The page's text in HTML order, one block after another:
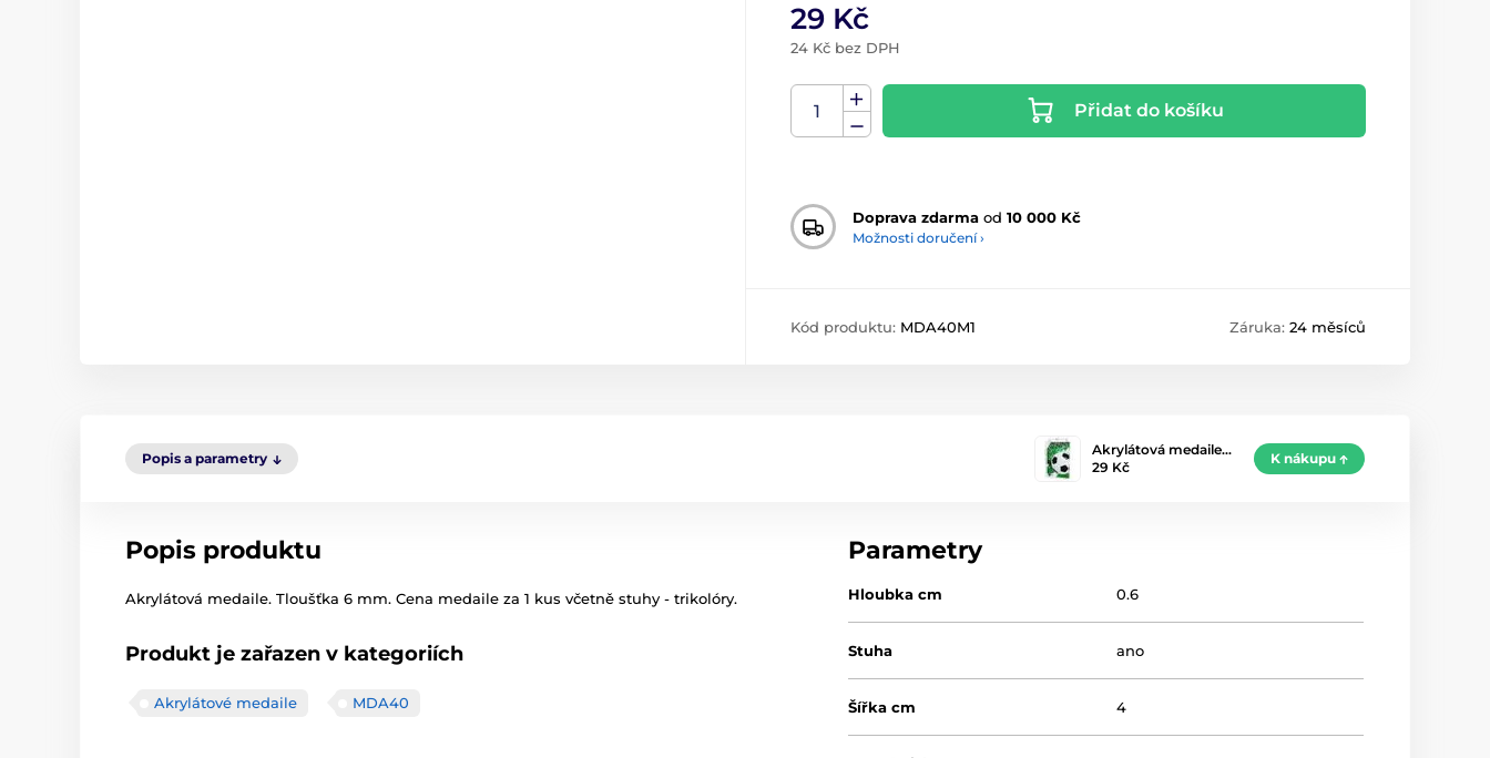
29 Kč
24 Kč bez DPH
Přidat do košíku
Doprava zdarma od 10 000 Kč
Možnosti doručení ›
Kód produktu: MDA40M1 Záruka: 24 měsíců
Popis a parametry
Akrylátová medaile…
29 Kč
K nákupu
Popis produktu
Akrylátová medaile. Tloušťka 6 mm. Cena medaile za 1 kus včetně stuhy - trikolóry.
Produkt je zařazen v kategoriích
Akrylátové medaile MDA40
Parametry
Hloubka cm 0.6
Stuha ano
Šířka cm 4